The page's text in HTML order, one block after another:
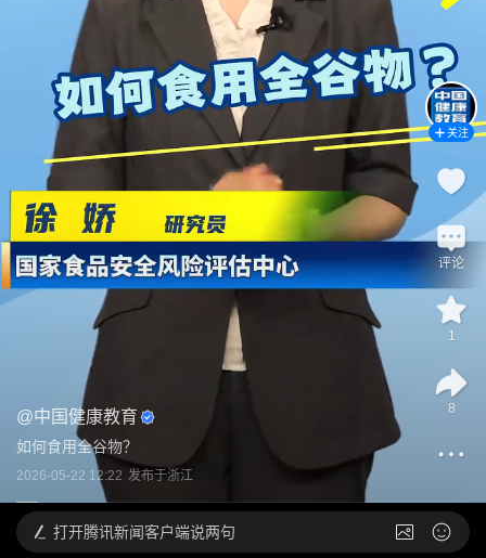
@中国健康教育
如何食用全谷物？
2026-05-22 12:22 发布于浙江
关注
评论
1
8
打开腾讯新闻客户端说两句